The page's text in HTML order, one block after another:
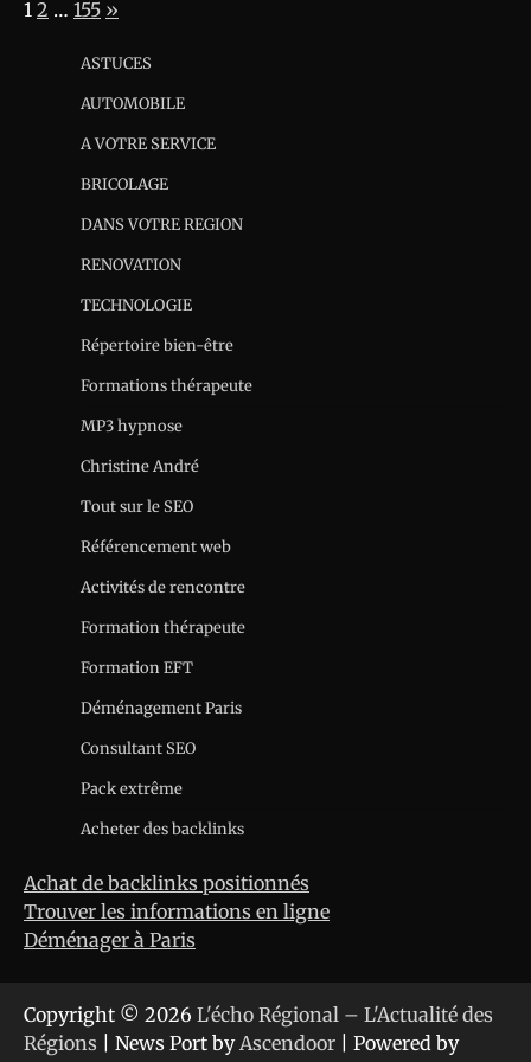
Page:
1 2 … 155 Next
»
ASTUCES
AUTOMOBILE
A VOTRE SERVICE
BRICOLAGE
DANS VOTRE REGION
RENOVATION
TECHNOLOGIE
Répertoire bien-être
Formations thérapeute
MP3 hypnose
Christine André
Tout sur le SEO
Référencement web
Activités de rencontre
Formation thérapeute
Formation EFT
Déménagement Paris
Consultant SEO
Pack extrême
Acheter des backlinks
Achat de backlinks positionnés
Trouver les informations en ligne
Déménager à Paris
Copyright © 2026 L'écho Régional – L'Actualité des
Régions | News Port byAscendoor | Powered by